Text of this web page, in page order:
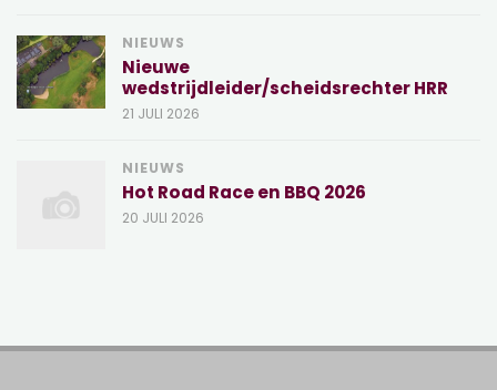
NIEUWS
Nieuwe
wedstrijdleider/scheidsrechter HRR
21 JULI 2026
NIEUWS
Hot Road Race en BBQ 2026
20 JULI 2026